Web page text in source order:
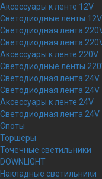
Аксессуары к ленте 12V
Светодиодные ленты 12V
Светодиодная лента
Светодиодная лента
Аксессуары к ленте 220V
Светодиодные ленты
Светодиодная лента 24V
Светодиодная лента 24V
Аксессуары к ленте 24V
Светодиодная лента 24V
Споты
Торшеры
Точечные светильники
DOWNLIGHT
Накладные светильники